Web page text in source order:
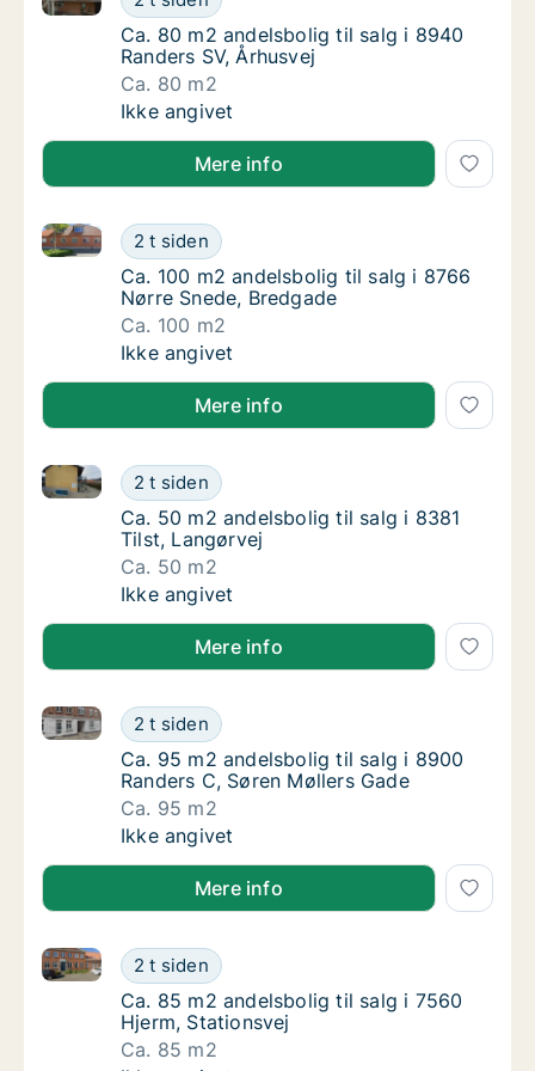
Ca. 80 m2 andelsbolig til salg i 8940
Ca. 80 m2 andelsbolig til salg i 8940
Randers SV, Århusvej
Ca. 80 m2
Ca. 80 m2 andelsbolig til salg i 8940
Ikke angivet
Mere info
Ca. 100 m2 andelsbolig til salg i 8766 Nørre
2 t siden
Ca. 100 m2 andelsbolig til salg i 8766 Nørre Snede,
Ca. 100 m2 andelsbolig til salg i 8766 Nørre
Ca. 100 m2 andelsbolig til salg i 8766
Nørre Snede, Bredgade
Ca. 100 m2
Ca. 100 m2 andelsbolig til salg i 8766 Nørre
Ikke angivet
Mere info
Ca. 50 m2 andelsbolig til salg i 8381 Tilst,
2 t siden
Ca. 50 m2 andelsbolig til salg i 8381 Tilst, Langørvej
Ca. 50 m2 andelsbolig til salg i 8381 Tilst,
Ca. 50 m2 andelsbolig til salg i 8381
Tilst, Langørvej
Ca. 50 m2
Ca. 50 m2 andelsbolig til salg i 8381 Tilst,
Ikke angivet
Mere info
Ca. 95 m2 andelsbolig til salg i 8900
2 t siden
Ca. 95 m2 andelsbolig til salg i 8900 Randers C,
Ca. 95 m2 andelsbolig til salg i 8900
Ca. 95 m2 andelsbolig til salg i 8900
Randers C, Søren Møllers Gade
Ca. 95 m2
Ca. 95 m2 andelsbolig til salg i 8900
Ikke angivet
Mere info
Ca. 85 m2 andelsbolig til salg i 7560 Hjerm,
2 t siden
Ca. 85 m2 andelsbolig til salg i 7560 Hjerm,
Ca. 85 m2 andelsbolig til salg i 7560 Hjerm,
Ca. 85 m2 andelsbolig til salg i 7560
Hjerm, Stationsvej
Ca. 85 m2